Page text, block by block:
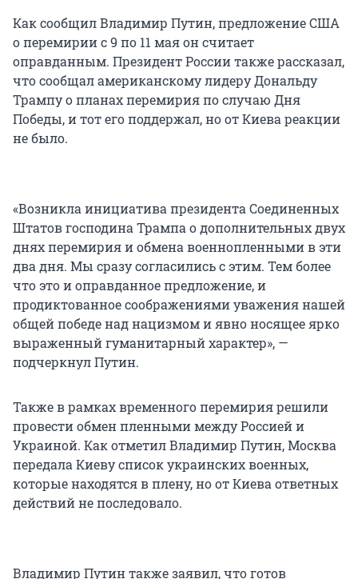
Как сообщил Владимир Путин, предложение США
о перемирии с 9 по 11 мая он считает
оправданным. Президент России также рассказал,
что сообщал американскому лидеру Дональду
Трампу о планах перемирия по случаю Дня
Победы, и тот его поддержал, но от Киева реакции
не было.
«Возникла инициатива президента Соединенных
Штатов господина Трампа о дополнительных двух
днях перемирия и обмена военнопленными в эти
два дня. Мы сразу согласились с этим. Тем более
что это и оправданное предложение, и
продиктованное соображениями уважения нашей
общей победе над нацизмом и явно носящее ярко
выраженный гуманитарный характер», —
подчеркнул Путин.
Также в рамках временного перемирия решили
провести обмен пленными между Россией и
Украиной. Как отметил Владимир Путин, Москва
передала Киеву список украинских военных,
которые находятся в плену, но от Киева ответных
действий не последовало.
Владимир Путин также заявил, что готов